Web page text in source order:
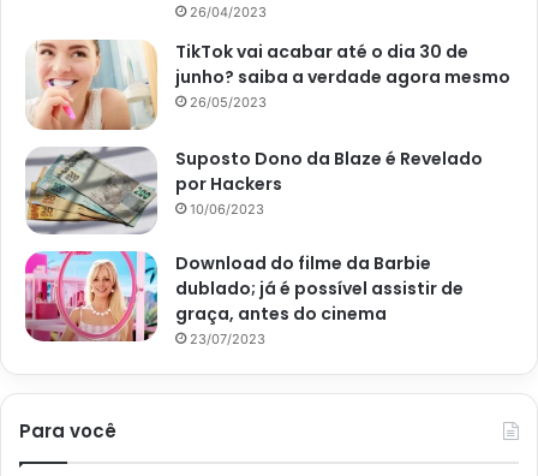
26/04/2023
TikTok vai acabar até o dia 30 de
junho? saiba a verdade agora mesmo
26/05/2023
Suposto Dono da Blaze é Revelado
por Hackers
10/06/2023
Download do filme da Barbie
dublado; já é possível assistir de
graça, antes do cinema
23/07/2023
Para você